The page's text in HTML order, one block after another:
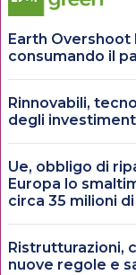
Earth Overshoot
consumando il
Rinnovabili,
degli
Ue, obbligo di
Europa lo
circa 35 milioni
Ristrutturazioni,
nuove regole e